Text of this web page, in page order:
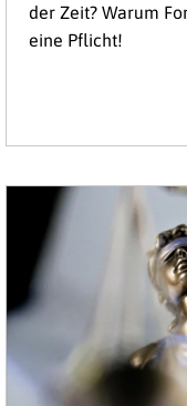
der Zeit? Warum
eine Pflicht!